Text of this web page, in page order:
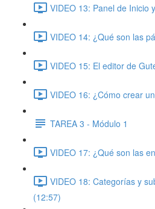
VIDEO 13: Panel de Inicio
VIDEO 14: ¿Qué son las
VIDEO 15: El editor de
VIDEO 16: ¿Cómo crear
TAREA 3 - Módulo 1
VIDEO 17: ¿Qué son las
VIDEO 18: Categorías y
(12:57)